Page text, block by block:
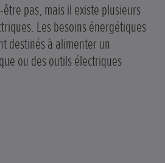
pas, mais il existe plusieurs
Les besoins énergétiques
destinés à alimenter un
ou des outils électriques